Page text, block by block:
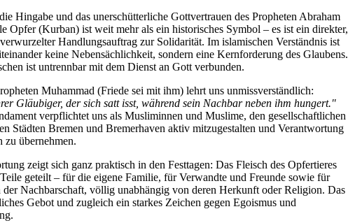
Hingabe und das unerschütterliche Gottvertrauen des Propheten Abraham
Opfer (Kurban) ist weit mehr als ein historisches Symbol – es ist ein direkter,
Handlungsauftrag zur Solidarität. Im islamischen Verständnis ist
keine Nebensächlichkeit, sondern eine Kernforderung des Glaubens.
ist untrennbar mit dem Dienst an Gott verbunden.
Muhammad (Friede sei mit ihm) lehrt uns unmissverständlich:
Gläubiger, der sich satt isst, während sein Nachbar neben ihm hungert."
verpflichtet uns als Musliminnen und Muslime, den gesellschaftlichen
Städten Bremen und Bremerhaven aktiv mitzugestalten und Verantwortung
zu übernehmen.
zeigt sich ganz praktisch in den Festtagen: Das Fleisch des Opfertieres
geteilt – für die eigene Familie, für Verwandte und Freunde sowie für
Nachbarschaft, völlig unabhängig von deren Herkunft oder Religion. Das
Gebot und zugleich ein starkes Zeichen gegen Egoismus und